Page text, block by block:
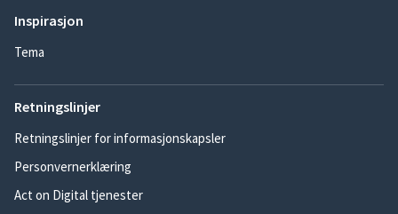
Inspirasjon
Tema
Retningslinjer
Retningslinjer for informasjonskapsler
Personvernerklæring
Act on Digital tjenester